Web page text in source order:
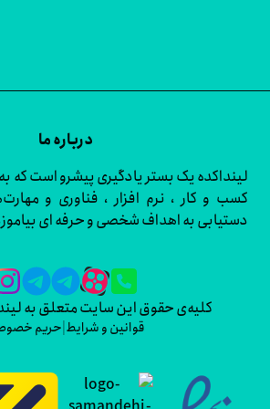
درباره ما
یک بستر یادگیری پیشرو است که به افراد
کار ، نرم افزار ، فناوری و مهارت‌های
به اهداف شخصی و حرفه ای بیاموزد.
کلیه‌ی حقوق این سایت متعلق به لینداکده
قوانین و شرایط |حریم خصوصی